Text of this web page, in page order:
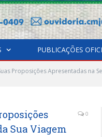
PUBLICAÇÕES
Proposições Apresentadas na
Sua Viagem
0